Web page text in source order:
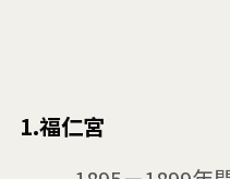
t
1.福仁宮